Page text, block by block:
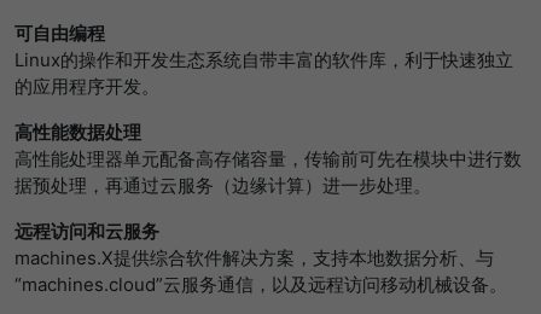
可自由编程
Linux的操作和开发生态系统自带丰富的软件库，利于快速独立
的应用程序开发。
高性能数据处理
高性能处理器单元配备高存储容量，传输前可先在模块中进行数
据预处理，再通过云服务（边缘计算）进一步处理。
远程访问和云服务
machines.X提供综合软件解决方案，支持本地数据分析、与
“machines.cloud”云服务通信，以及远程访问移动机械设备。
名字
提供者
寿命 一天
目的
谷歌分析使用此cookie来帮助降低请求速
度，并将数据收集限制在流量较高的网站
上。
名字
提供者
寿命 1 Tag
目的
Wird für die Datenweiterleitung von
verwendet.